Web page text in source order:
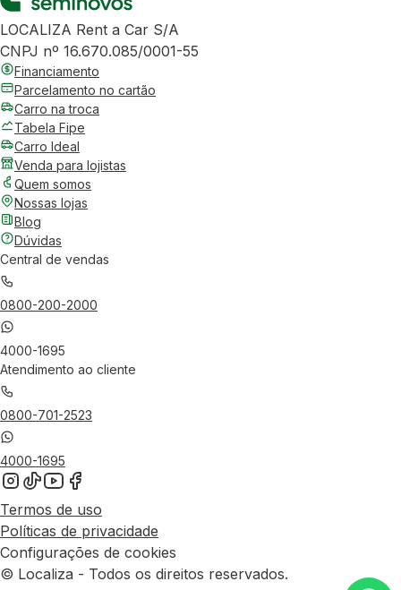
LOCALIZA Rent a Car S/A
CNPJ nº 16.670.085/0001-55
Financiamento
Parcelamento no cartão
Carro na troca
Tabela Fipe
Carro Ideal
Venda para lojistas
Quem somos
Nossas lojas
Blog
Dúvidas
Central de vendas
0800-200-2000
4000-1695
Atendimento ao cliente
0800-701-2523
4000-1695
Termos de uso
Políticas de privacidade
Configurações de cookies
© Localiza - Todos os direitos reservados.